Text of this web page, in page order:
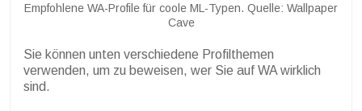
Empfohlene WA-Profile für coole ML-Typen. Quelle: Wallpaper
Cave
Sie können unten verschiedene Profilthemen
verwenden, um zu beweisen, wer Sie auf WA wirklich
sind.